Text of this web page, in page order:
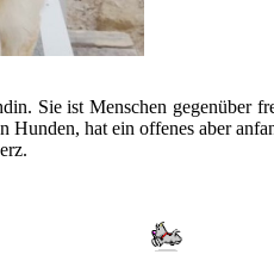
Sie ist Menschen gegenüber
hat ein offenes aber